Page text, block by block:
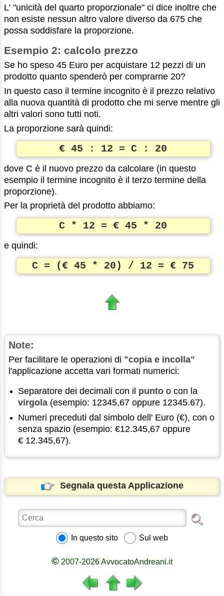
L' "unicità del quarto proporzionale" ci dice inoltre che
non esiste nessun altro valore diverso da 675 che
possa soddisfare la proporzione.
Esempio 2: calcolo prezzo
Se ho speso 45 Euro per acquistare 12 pezzi di un
prodotto quanto spenderò per comprarne 20?
In questo caso il termine incognito è il prezzo relativo
alla nuova quantità di prodotto che mi serve mentre gli
altri valori sono tutti noti.
La proporzione sarà quindi:
€ 45 : 12 = C : 20
dove C è il nuovo prezzo da calcolare (in questo
esempio il termine incognito è il terzo termine della
proporzione).
Per la proprietà del prodotto abbiamo:
C * 12 = € 45 * 20
e quindi:
C = (€ 45 * 20) / 12 = € 75
Note:
Per facilitare le operazioni di "copia e incolla"
l'applicazione accetta vari formati numerici:
Separatore dei decimali con il punto o con la
virgola (esempio: 12345,67 oppure 12345.67).
Numeri preceduti dal simbolo dell' Euro (€), con o
senza spazio (esempio: €12.345,67 oppure
€ 12.345,67).
Segnala questa Applicazione
In questo sito Sul web
© 2007-2026 AvvocatoAndreani.it